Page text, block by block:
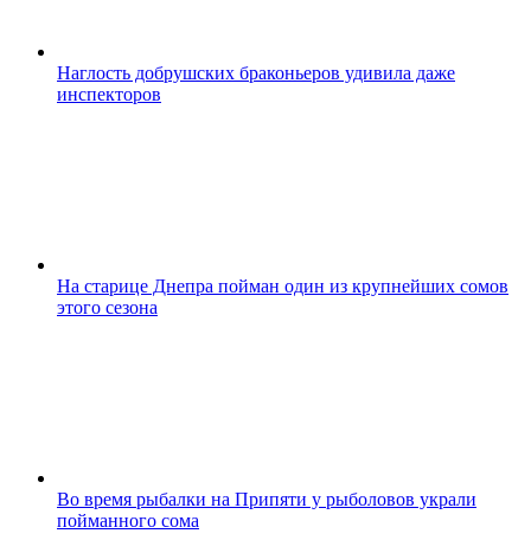
Наглость добрушских браконьеров удивила даже
инспекторов
На старице Днепра пойман один из крупнейших сомов
этого сезона
Во время рыбалки на Припяти у рыболовов украли
пойманного сома